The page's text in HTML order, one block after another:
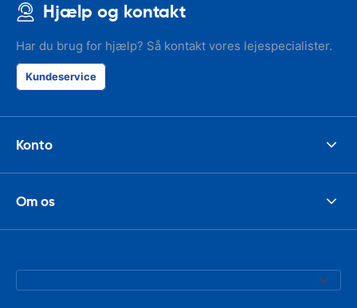
Hjælp og kontakt
Har du brug for hjælp? Så kontakt vores lejespecialister.
Kundeservice
Konto
Om os